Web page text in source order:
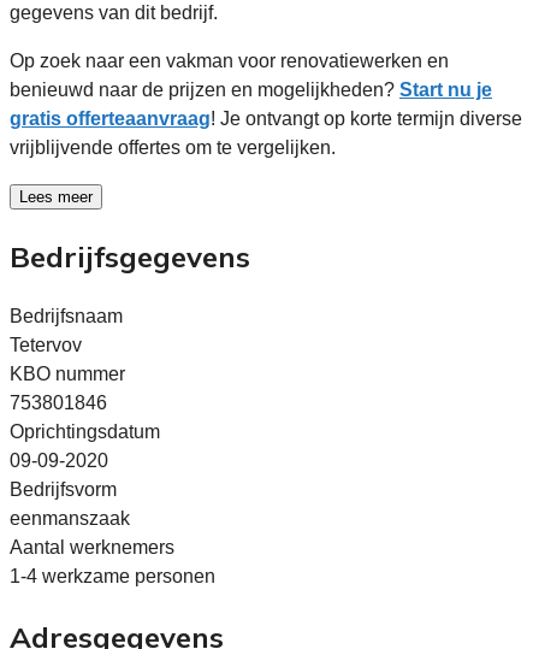
gegevens van dit bedrijf.
Op zoek naar een vakman voor renovatiewerken en
benieuwd naar de prijzen en mogelijkheden? Start nu je
gratis offerteaanvraag! Je ontvangt op korte termijn diverse
vrijblijvende offertes om te vergelijken.
Lees meer
Bedrijfsgegevens
Bedrijfsnaam
Tetervov
KBO nummer
753801846
Oprichtingsdatum
09-09-2020
Bedrijfsvorm
eenmanszaak
Aantal werknemers
1-4 werkzame personen
Adresgegevens